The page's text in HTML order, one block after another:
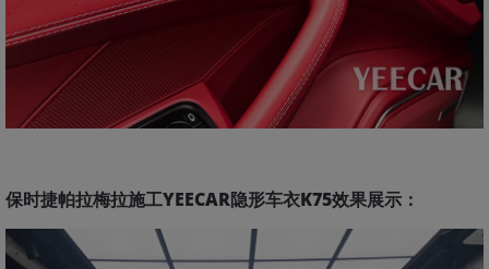
保时捷帕拉梅拉施工YEECAR隐形车衣K75效果展示：